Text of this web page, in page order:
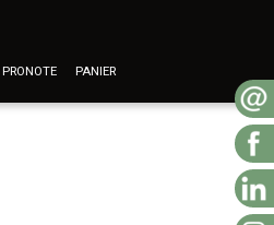
PRONOTE PANIER